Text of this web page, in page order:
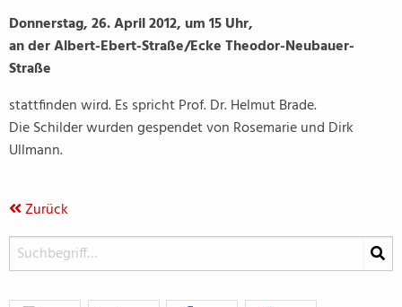
Donnerstag, 26. April 2012, um 15 Uhr,
an der Albert-Ebert-Straße/Ecke Theodor-Neubauer-
Straße
stattfinden wird. Es spricht Prof. Dr. Helmut Brade.
Die Schilder wurden gespendet von Rosemarie und Dirk
Ullmann.
Zurück